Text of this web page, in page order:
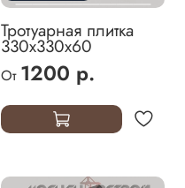
Тротуарная плитка
330х330х60
От 1200 р.